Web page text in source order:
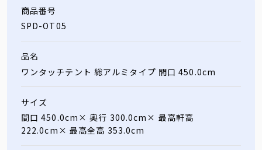
商品番号
SPD-OT05
品名
ワンタッチテント 総アルミタイプ 間口 450.0cm
サイズ
間口 450.0cm× 奥行 300.0cm× 最高軒高
222.0cm× 最高全高 353.0cm